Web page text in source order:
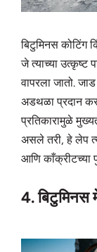
बिटुमिनस कोटिंग
जे त्याच्या उत्कृष्ट
वापरला जातो.
अडथळा प्रदान
प्रतिकारामुळे
असले तरी, हे लेप
आणि काँक्रीटच्या
4. बिटुमिनस